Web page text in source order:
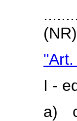
(NR)
"Art.
I -
a)